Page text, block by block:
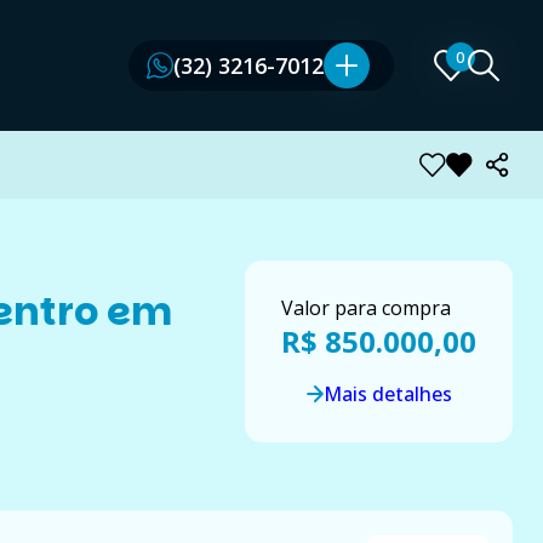
(32) 3216-7012 0
(32) 3216-7012 0
em
Valor para compra
R$ 850.000,00
Mais detalhes